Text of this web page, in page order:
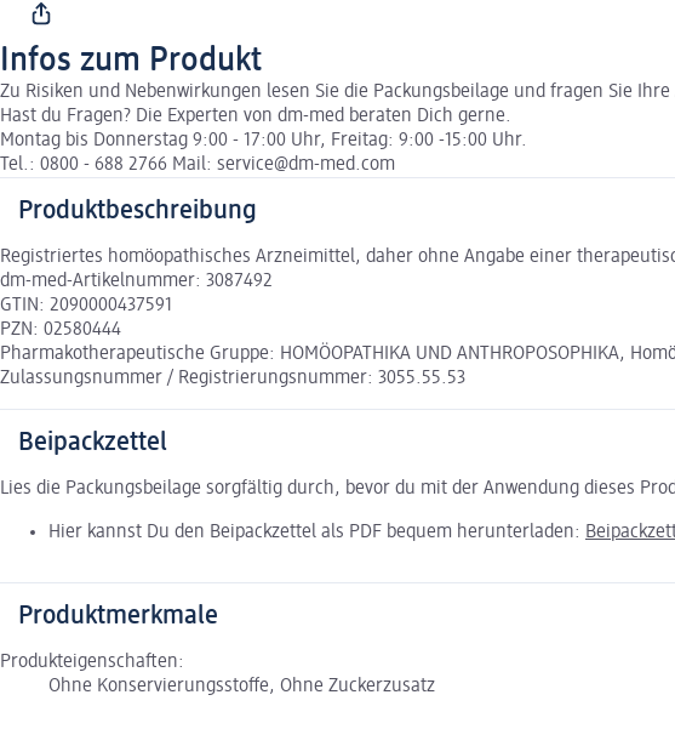
Infos zum Produkt
Zu Risiken und Nebenwirkungen lesen Sie die Packungsbeilage und fragen Sie
Hast du Fragen? Die Experten von dm-med beraten Dich gerne.
Montag bis Donnerstag 9:00 - 17:00 Uhr, Freitag: 9:00 -15:00 Uhr.
Tel.: 0800 - 688 2766 Mail: service@dm-med.com
Produktbeschreibung
Registriertes homöopathisches Arzneimittel, daher ohne Angabe einer
dm-med-Artikelnummer: 3087492
GTIN: 2090000437591
PZN: 02580444
Pharmakotherapeutische Gruppe: HOMÖOPATHIKA UND ANTHROPOSOPHIKA,
Zulassungsnummer / Registrierungsnummer: 3055.55.53
Beipackzettel
Lies die Packungsbeilage sorgfältig durch, bevor du mit der Anwendung dieses
Hier kannst Du den Beipackzettel als PDF bequem herunterladen:
Produktmerkmale
Produkteigenschaften:
Ohne Konservierungsstoffe, Ohne Zuckerzusatz